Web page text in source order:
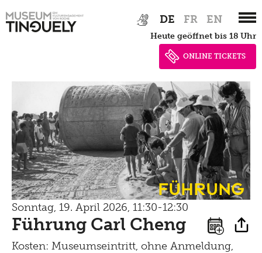
Hauptnavigation
to
DE FR EN
heute geöffnet bis 18 Uhr
ONLINE TICKETS
Brunch
Late Thursday Menu
Führung
Sonntag, 19. April 2026, 11:30-12:30
Führung Carl Cheng
Kosten: Museumseintritt, ohne Anmeldung,